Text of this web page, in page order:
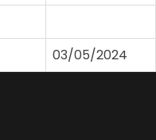
03/05/2024